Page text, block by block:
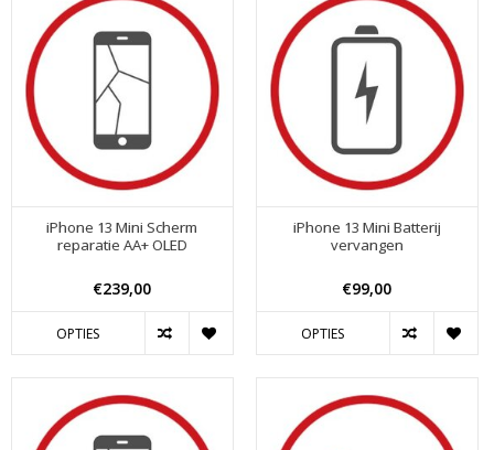
iPhone 13 Mini Scherm
reparatie AA+ OLED
€239,00
OPTIES
iPhone 13 Mini Batterij
vervangen
€99,00
OPTIES